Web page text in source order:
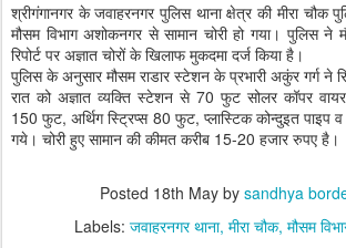
श्रीगंगानगर के जवाहरनगर पुलिस थाना क्षेत्र की मीरा चौक
मौसम विभाग अशोकनगर से सामान चोरी हो गया। पुलिस ने
रिपोर्ट पर अज्ञात चोरों के खिलाफ मुकदमा दर्ज किया है।
पुलिस के अनुसार मौसम राडार स्टेशन के प्रभारी अकुंर गर्ग ने
रात को अज्ञात व्यक्ति स्टेशन से 70 फुट सोलर कॉपर
150 फुट, अर्थिग स्ट्रिप्स 80 फुट, प्लास्टिक कोन्दुइत पाइप
गये। चोरी हुए सामान की कीमत करीब 15-20 हजार रुपए है।
Posted 18th May by sandhya
Labels: जवाहरनगर थाना मीरा चौक मौसम